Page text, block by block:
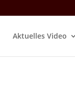
Aktuelles Video